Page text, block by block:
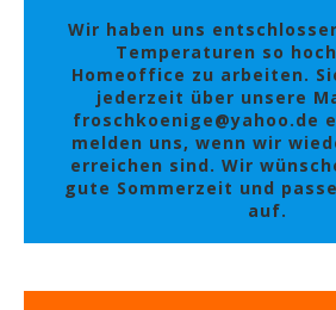
Wir haben uns
Temperaturen so
Homeoffice zu arbeiten.
jederzeit über unsere
froschkoenige@yahoo.de
melden uns, wenn wir
erreichen sind. Wir
gute Sommerzeit und
auf.